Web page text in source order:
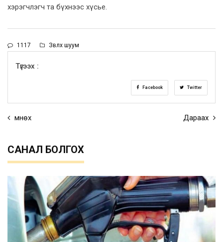
хэрэгчлэгч та бүхнээс хүсье.
1117 Зөвлөх шуум
Түгээх :
Facebook Twitter
Өмнөх Дараах
САНАЛ БОЛГОХ